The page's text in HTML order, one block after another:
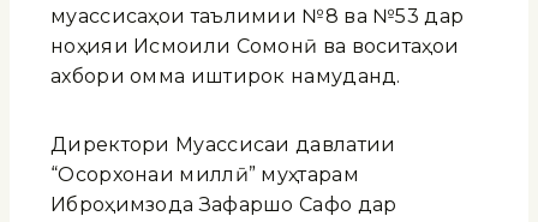
муассисаҳои таълимии №8 ва №53 дар
ноҳияи Исмоили Сомонӣ ва воситаҳои
ахбори омма иштирок намуданд.
Директори Муассисаи давлатии
“Осорхонаи миллӣ” муҳтарам
Иброҳимзода Зафаршо Сафо дар